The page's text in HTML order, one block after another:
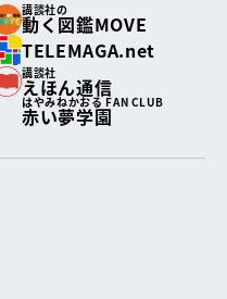
講談社の
動く図鑑MOVE
TELEMAGA.net
講談社
えほん通信
はやみねかおる FAN CLUB
赤い夢学園